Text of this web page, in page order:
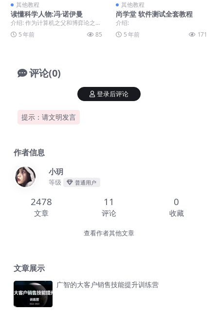
其他教程
读懂科学人物:冯·诺伊曼
介绍: 作为计算机之父和博弈论之
父，冯·诺伊曼是20世纪最伟大的科
学家之一，值得...
5 年前 85
其他教程
尚学堂 软件测试全套教程
介绍:
5 年前
171
评论(0)
提示：请文明发言
登录后评论
作者信息
小玥
等级 普通用户
2478
文章
11
评论
0
收藏
查看作者其他文章
文章展示
广智的大客户销售技能提升训练营